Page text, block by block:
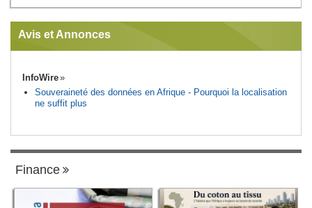
Avis et Annonces
InfoWire
Souveraineté des données en Afrique - Pourquoi la localisation
ne suffit plus
Finance